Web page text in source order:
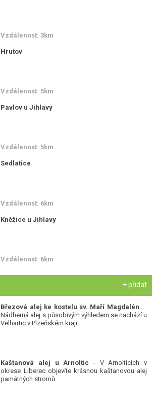
Vzdálenost: 3km
Hrutov
Vzdálenost: 5km
Pavlov u Jihlavy
Vzdálenost: 5km
Sedlatice
Vzdálenost: 6km
Kněžice u Jihlavy
Vzdálenost: 6km
+ přidat
Nádherná alej s působivým výhledem se nachází u
Velhartic v Plzeňském kraji.
Kaštanová alej u Arnoltic - V Arnolticích v
okrese Liberec objevíte krásnou kaštanovou alej
památných stromů.